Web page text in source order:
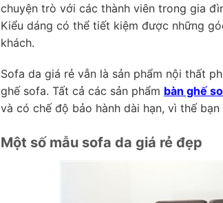
chuyện trò với các thành viên trong gia
Kiểu dáng có thể tiết kiệm được những
khách.
Sofa da giá rẻ vẫn là sản phẩm nội thất
ghế sofa. Tất cả các sản phẩm bàn ghế
và có chế độ bảo hành dài hạn, vì thế
Một số mẫu sofa da giá rẻ đẹp